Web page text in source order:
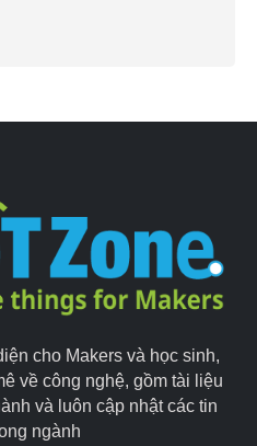
cho Makers và học sinh,
về công nghệ, gồm tài liệu
và luôn cập nhật các tin
ngành